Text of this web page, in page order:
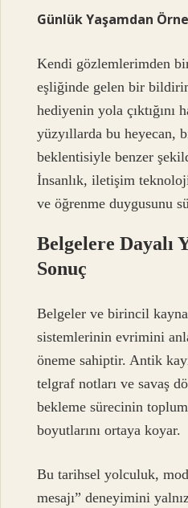
Günlük Yaşamdan
Kendi gözlemlerimden
eşliğinde gelen bir
hediyenin yola çıktığını
yüzyıllarda bu heyecan,
beklentisiyle benzer
İnsanlık, iletişim
ve öğrenme duygusunu
Belgelere Dayalı
Sonuç
Belgeler ve birincil
sistemlerinin evrimini
öneme sahiptir. Antik
telgraf notları ve savaş
bekleme sürecinin
boyutlarını ortaya koyar.
Bu tarihsel yolculuk,
mesajı” deneyimini